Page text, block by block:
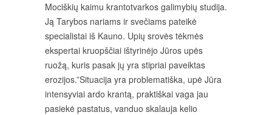
Mociškių kaimu krantotvarkos galimybių studija.
Ją Tarybos nariams ir svečiams pateikė
specialistai iš Kauno. Upių srovės tėkmės
ekspertai kruopščiai ištyrinėjo Jūros upės
ruožą, kuris pasak jų yra stipriai paveiktas
erozijos.”Situacija yra problematiška, upė Jūra
intensyviai ardo krantą, praktiškai vaga jau
pasiekė pastatus, vanduo skalauja kelio